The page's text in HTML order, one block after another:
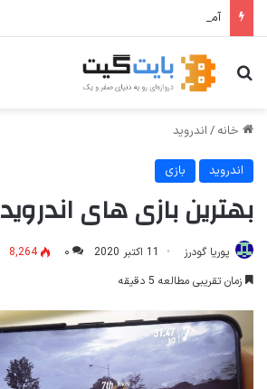
جستجو برای
خانه / اندروید
اندروید بازی
بهترین بازی های اندروید 2020
پوریا گودرز 11 اکتبر 2020 ۰
8,264
زمان تقریبی مطالعه 5 دقیقه